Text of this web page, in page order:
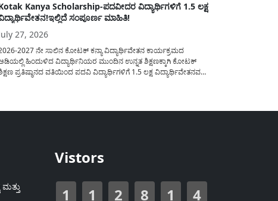
Kanya Scholarship-ಪದವೀದರ ವಿದ್ಯಾರ್ಥಿಗಳಿಗೆ 1.5 ಲಕ್ಷ
ಸಂಪೂರ್ಣ ಮಾಹಿತಿ!
27, 2026
2027 ನೇ ಸಾಲಿನ ಕೋಟಕ್ ಕನ್ಯಾ ವಿದ್ಯಾರ್ಥಿವೇತನ ಕಾರ್ಯಕ್ರಮದ
ಹಿಂದುಳಿದ ವಿದ್ಯಾರ್ಥಿನಿಯರ ಮುಂದಿನ ಉನ್ನತ ಶಿಕ್ಷಣಕ್ಕಾಗಿ ಕೋಟಕ್
ಪ್ರತಿಷ್ಠಾನದ ವತಿಯಿಂದ ಪದವಿ ವಿದ್ಯಾರ್ಥಿಗಳಿಗೆ 1.5 ಲಕ್ಷ ವಿದ್ಯಾರ್ಥಿವೇತನವನ್ನು
Vistors
1
1 2 8 1 4